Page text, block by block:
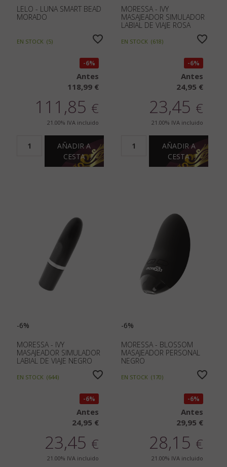
LELO - LUNA SMART BEAD
MORADO
EN STOCK (5)
6%
Antes
118,99 €
111,85 €
21.00% IVA incluido
AÑADIR A
CESTA
MORESSA - IVY
MASAJEADOR SIMULADOR
LABIAL DE VIAJE ROSA
EN STOCK (618)
6%
Antes
24,95 €
23,45 €
21.00% IVA incluido
AÑADIR A
CESTA
-6%
MORESSA - IVY
MASAJEADOR SIMULADOR
LABIAL DE VIAJE NEGRO
EN STOCK (644)
6%
Antes
24,95 €
23,45 €
21.00% IVA incluido
-6%
MORESSA - BLOSSOM
MASAJEADOR PERSONAL
NEGRO
EN STOCK (170)
6%
Antes
29,95 €
28,15 €
21.00% IVA incluido